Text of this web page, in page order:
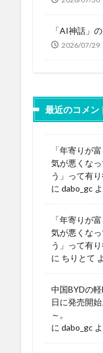
「AI神話」
2026/07/29
最近のコメン
「年寄りが
気が悪くな
う」って有
に dabo_gc
「年寄りが
気が悪くな
う」って有
に ちりとて
中国BYDの
日に発売開
～。
に dabo_gc